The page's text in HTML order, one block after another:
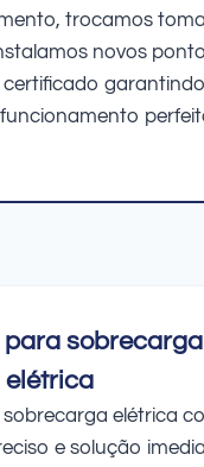
trocamos
novos
certificado garantindo
para sobrecarga
elétrica
elétrica
e solução